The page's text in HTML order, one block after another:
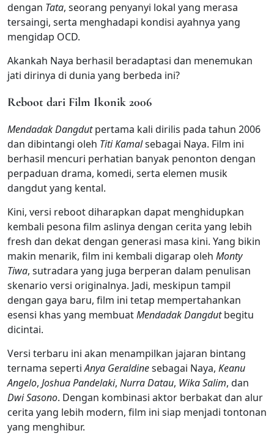
dengan Tata, seorang penyanyi lokal yang merasa
tersaingi, serta menghadapi kondisi ayahnya yang
mengidap OCD.
Akankah Naya berhasil beradaptasi dan menemukan
jati dirinya di dunia yang berbeda ini?
Reboot dari Film Ikonik 2006
Mendadak Dangdutpertama kali dirilis pada tahun 2006
dan dibintangi oleh Titi Kamalsebagai Naya. Film ini
berhasil mencuri perhatian banyak penonton dengan
perpaduan drama, komedi, serta elemen musik
dangdut yang kental.
Kini, versi reboot diharapkan dapat menghidupkan
kembali pesona film aslinya dengan cerita yang lebih
fresh dan dekat dengan generasi masa kini. Yang bikin
makin menarik, film ini kembali digarap oleh Monty
Tiwa, sutradara yang juga berperan dalam penulisan
skenario versi originalnya. Jadi, meskipun tampil
dengan gaya baru, film ini tetap mempertahankan
esensi khas yang membuatMendadak Dangdutbegitu
dicintai.
Versi terbaru ini akan menampilkan jajaran bintang
ternama sepertiAnya Geraldinesebagai Naya, Keanu
Angelo, Joshua Pandelaki, Nurra Datau, Wika Salim, dan
Dwi Sasono. Dengan kombinasi aktor berbakat dan alur
cerita yang lebih modern, film ini siap menjadi tontonan
yang menghibur.